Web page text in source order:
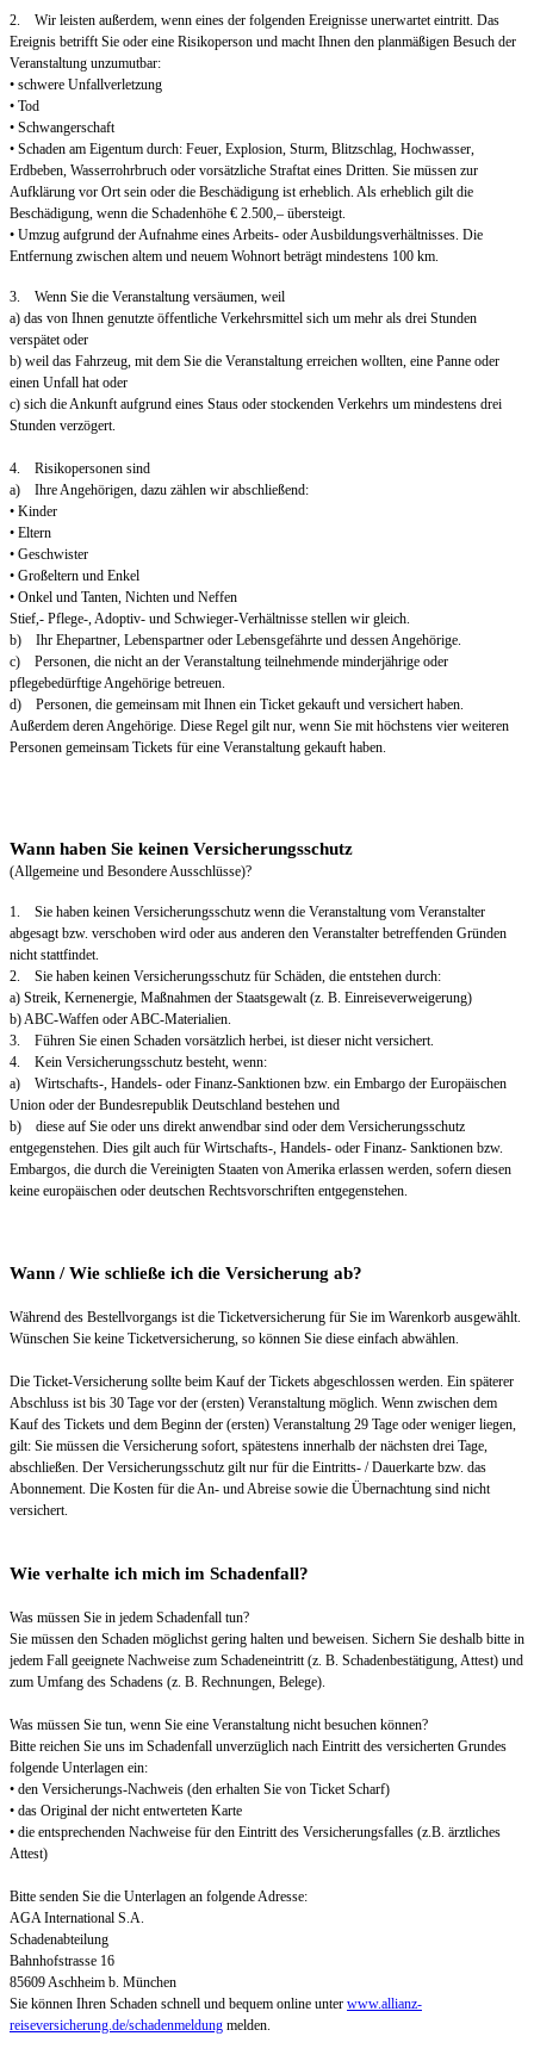
2. Wir leisten außerdem, wenn eines der folgenden Ereignisse unerwartet eintritt. Das
Ereignis betrifft Sie oder eine Risikoperson und macht Ihnen den planmäßigen Besuch der
Veranstaltung unzumutbar:
• schwere Unfallverletzung
• Tod
• Schwangerschaft
• Schaden am Eigentum durch: Feuer, Explosion, Sturm, Blitzschlag, Hochwasser,
Erdbeben, Wasserrohrbruch oder vorsätzliche Straftat eines Dritten. Sie müssen zur
Aufklärung vor Ort sein oder die Beschädigung ist erheblich. Als erheblich gilt die
Beschädigung, wenn die Schadenhöhe € 2.500,– übersteigt.
• Umzug aufgrund der Aufnahme eines Arbeits- oder Ausbildungsverhältnisses. Die
Entfernung zwischen altem und neuem Wohnort beträgt mindestens 100 km.
3. Wenn Sie die Veranstaltung versäumen, weil
a) das von Ihnen genutzte öffentliche Verkehrsmittel sich um mehr als drei Stunden
verspätet oder
b) weil das Fahrzeug, mit dem Sie die Veranstaltung erreichen wollten, eine Panne oder
einen Unfall hat oder
c) sich die Ankunft aufgrund eines Staus oder stockenden Verkehrs um mindestens drei
Stunden verzögert.
4. Risikopersonen sind
a) Ihre Angehörigen, dazu zählen wir abschließend:
• Kinder
• Eltern
• Geschwister
• Großeltern und Enkel
• Onkel und Tanten, Nichten und Neffen
Stief,- Pflege-, Adoptiv- und Schwieger-Verhältnisse stellen wir gleich.
b) Ihr Ehepartner, Lebenspartner oder Lebensgefährte und dessen Angehörige.
c) Personen, die nicht an der Veranstaltung teilnehmende minderjährige oder
pflegebedürftige Angehörige betreuen.
d) Personen, die gemeinsam mit Ihnen ein Ticket gekauft und versichert haben.
Außerdem deren Angehörige. Diese Regel gilt nur, wenn Sie mit höchstens vier weiteren
Personen gemeinsam Tickets für eine Veranstaltung gekauft haben.
Wann haben Sie keinen Versicherungsschutz
(Allgemeine und Besondere Ausschlüsse)?
1. Sie haben keinen Versicherungsschutz wenn die Veranstaltung vom Veranstalter
abgesagt bzw. verschoben wird oder aus anderen den Veranstalter betreffenden Gründen
nicht stattfindet.
2. Sie haben keinen Versicherungsschutz für Schäden, die entstehen durch:
a) Streik, Kernenergie, Maßnahmen der Staatsgewalt (z. B. Einreiseverweigerung)
b) ABC-Waffen oder ABC-Materialien.
3. Führen Sie einen Schaden vorsätzlich herbei, ist dieser nicht versichert.
4. Kein Versicherungsschutz besteht, wenn:
a) Wirtschafts-, Handels- oder Finanz-Sanktionen bzw. ein Embargo der Europäischen
Union oder der Bundesrepublik Deutschland bestehen und
b) diese auf Sie oder uns direkt anwendbar sind oder dem Versicherungsschutz
entgegenstehen. Dies gilt auch für Wirtschafts-, Handels- oder Finanz- Sanktionen bzw.
Embargos, die durch die Vereinigten Staaten von Amerika erlassen werden, sofern diesen
keine europäischen oder deutschen Rechtsvorschriften entgegenstehen.
Wann / Wie schließe ich die Versicherung ab?
Während des Bestellvorgangs ist die Ticketversicherung für Sie im Warenkorb ausgewählt.
Wünschen Sie keine Ticketversicherung, so können Sie diese einfach abwählen.
Die Ticket-Versicherung sollte beim Kauf der Tickets abgeschlossen werden. Ein späterer
Abschluss ist bis 30 Tage vor der (ersten) Veranstaltung möglich. Wenn zwischen dem
Kauf des Tickets und dem Beginn der (ersten) Veranstaltung 29 Tage oder weniger liegen,
gilt: Sie müssen die Versicherung sofort, spätestens innerhalb der nächsten drei Tage,
abschließen. Der Versicherungsschutz gilt nur für die Eintritts- / Dauerkarte bzw. das
Abonnement. Die Kosten für die An- und Abreise sowie die Übernachtung sind nicht
versichert.
Wie verhalte ich mich im Schadenfall?
Was müssen Sie in jedem Schadenfall tun?
Sie müssen den Schaden möglichst gering halten und beweisen. Sichern Sie deshalb bitte in
jedem Fall geeignete Nachweise zum Schadeneintritt (z. B. Schadenbestätigung, Attest) und
zum Umfang des Schadens (z. B. Rechnungen, Belege).
Was müssen Sie tun, wenn Sie eine Veranstaltung nicht besuchen können?
Bitte reichen Sie uns im Schadenfall unverzüglich nach Eintritt des versicherten Grundes
folgende Unterlagen ein:
• den Versicherungs-Nachweis (den erhalten Sie von Ticket Scharf)
• das Original der nicht entwerteten Karte
• die entsprechenden Nachweise für den Eintritt des Versicherungsfalles (z.B. ärztliches
Attest)
Bitte senden Sie die Unterlagen an folgende Adresse:
AGA International S.A.
Schadenabteilung
Bahnhofstrasse 16
85609 Aschheim b. München
Sie können Ihren Schaden schnell und bequem online unter www.allianz-
reiseversicherung.de/schadenmeldung melden.